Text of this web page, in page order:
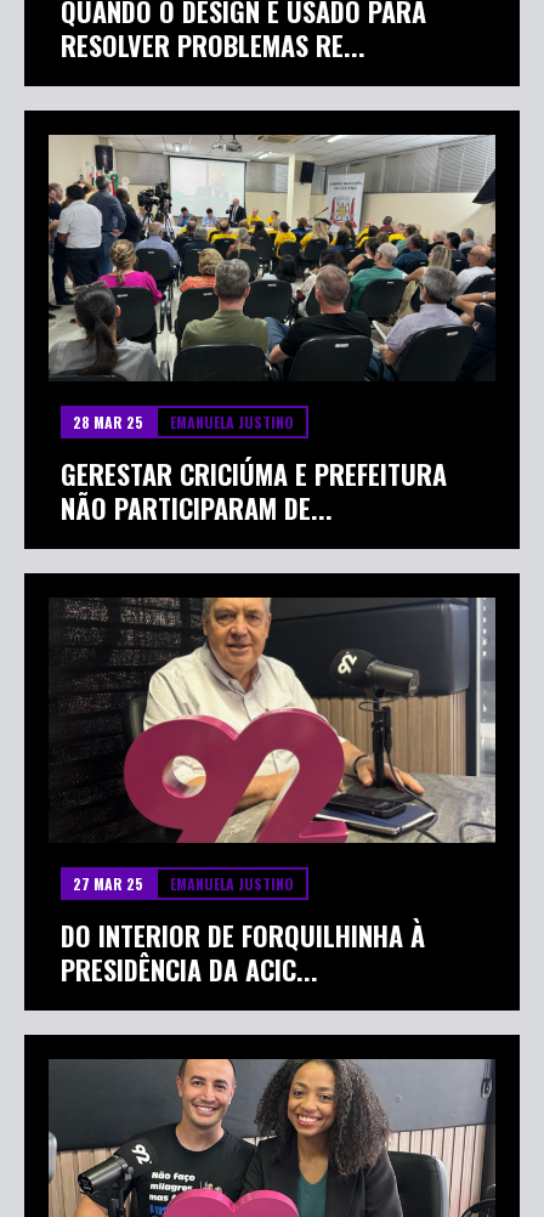
QUANDO O DESIGN É USADO PARA
RESOLVER PROBLEMAS RE...
28 MAR 25 EMANUELA JUSTINO
GERESTAR CRICIÚMA E PREFEITURA
NÃO PARTICIPARAM DE...
27 MAR 25 EMANUELA JUSTINO
DO INTERIOR DE FORQUILHINHA À
PRESIDÊNCIA DA ACIC...